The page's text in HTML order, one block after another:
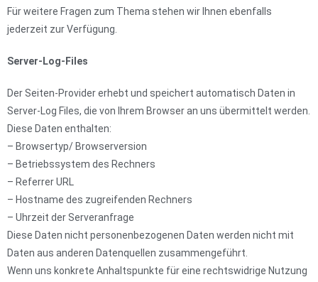
Für weitere Fragen zum Thema stehen wir Ihnen ebenfalls
jederzeit zur Verfügung.
Server-Log-Files
Der Seiten-Provider erhebt und speichert automatisch Daten in
Server-Log Files, die von Ihrem Browser an uns übermittelt werden.
Diese Daten enthalten:
– Browsertyp/ Browserversion
– Betriebssystem des Rechners
– Referrer URL
– Hostname des zugreifenden Rechners
– Uhrzeit der Serveranfrage
Diese Daten nicht personenbezogenen Daten werden nicht mit
Daten aus anderen Datenquellen zusammengeführt.
Wenn uns konkrete Anhaltspunkte für eine rechtswidrige Nutzung